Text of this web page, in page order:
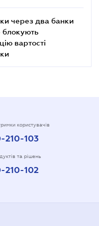
через два банки
блокують
вартості
користувачів
210-103
та рішень
210-102